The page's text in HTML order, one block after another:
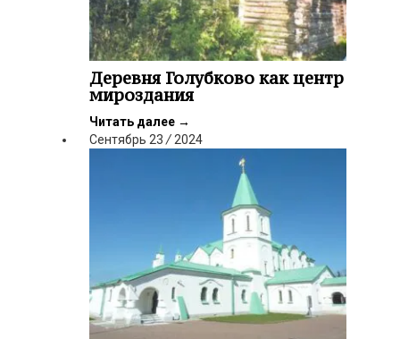
Деревня Голубково как центр
мироздания
Читать далее →
Сентябрь 23 / 2024